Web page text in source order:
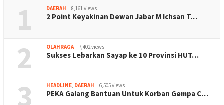
1 DAERAH 8,161 views
2 Point Keyakinan Dewan Jabar M Ichsan T…
2 OLAHRAGA 7,402 views
Sukses Lebarkan Sayap ke 10 Provinsi HUT…
3 HEADLINE, DAERAH 6,505 views
PEKA Galang Bantuan Untuk Korban Gempa C…